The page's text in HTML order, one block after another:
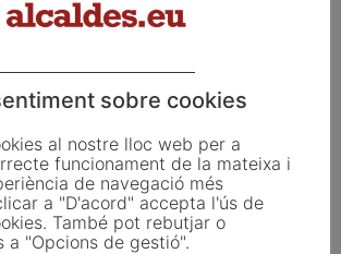
el lideratge...
sobre cookies
al nostre lloc web per a
funcionament de la mateixa i
de navegació més
a "D'acord" accepta l'ús de
També pot rebutjar o
a "Opcions de gestió".